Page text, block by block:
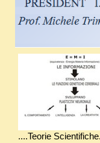
....Teorie